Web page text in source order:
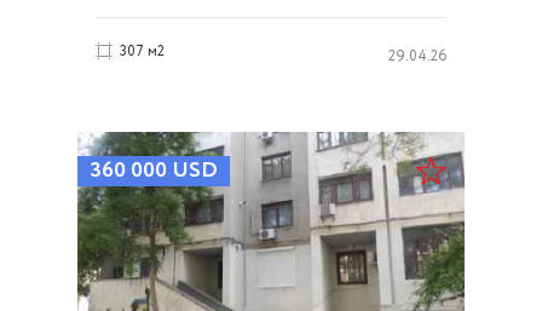
307 м2 29.04.26
360 000 USD